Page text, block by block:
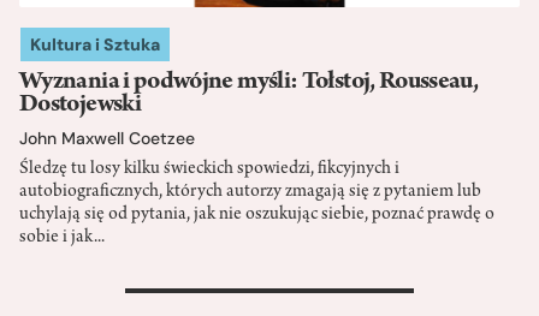
Kultura i Sztuka
Wyznania i podwójne myśli: Tołstoj, Rousseau,
Dostojewski
John Maxwell Coetzee
Śledzę tu losy kilku świeckich spowiedzi, fikcyjnych i
autobiograficznych, których autorzy zmagają się z pytaniem lub
uchylają się od pytania, jak nie oszukując siebie, poznać prawdę o
sobie i jak...
>